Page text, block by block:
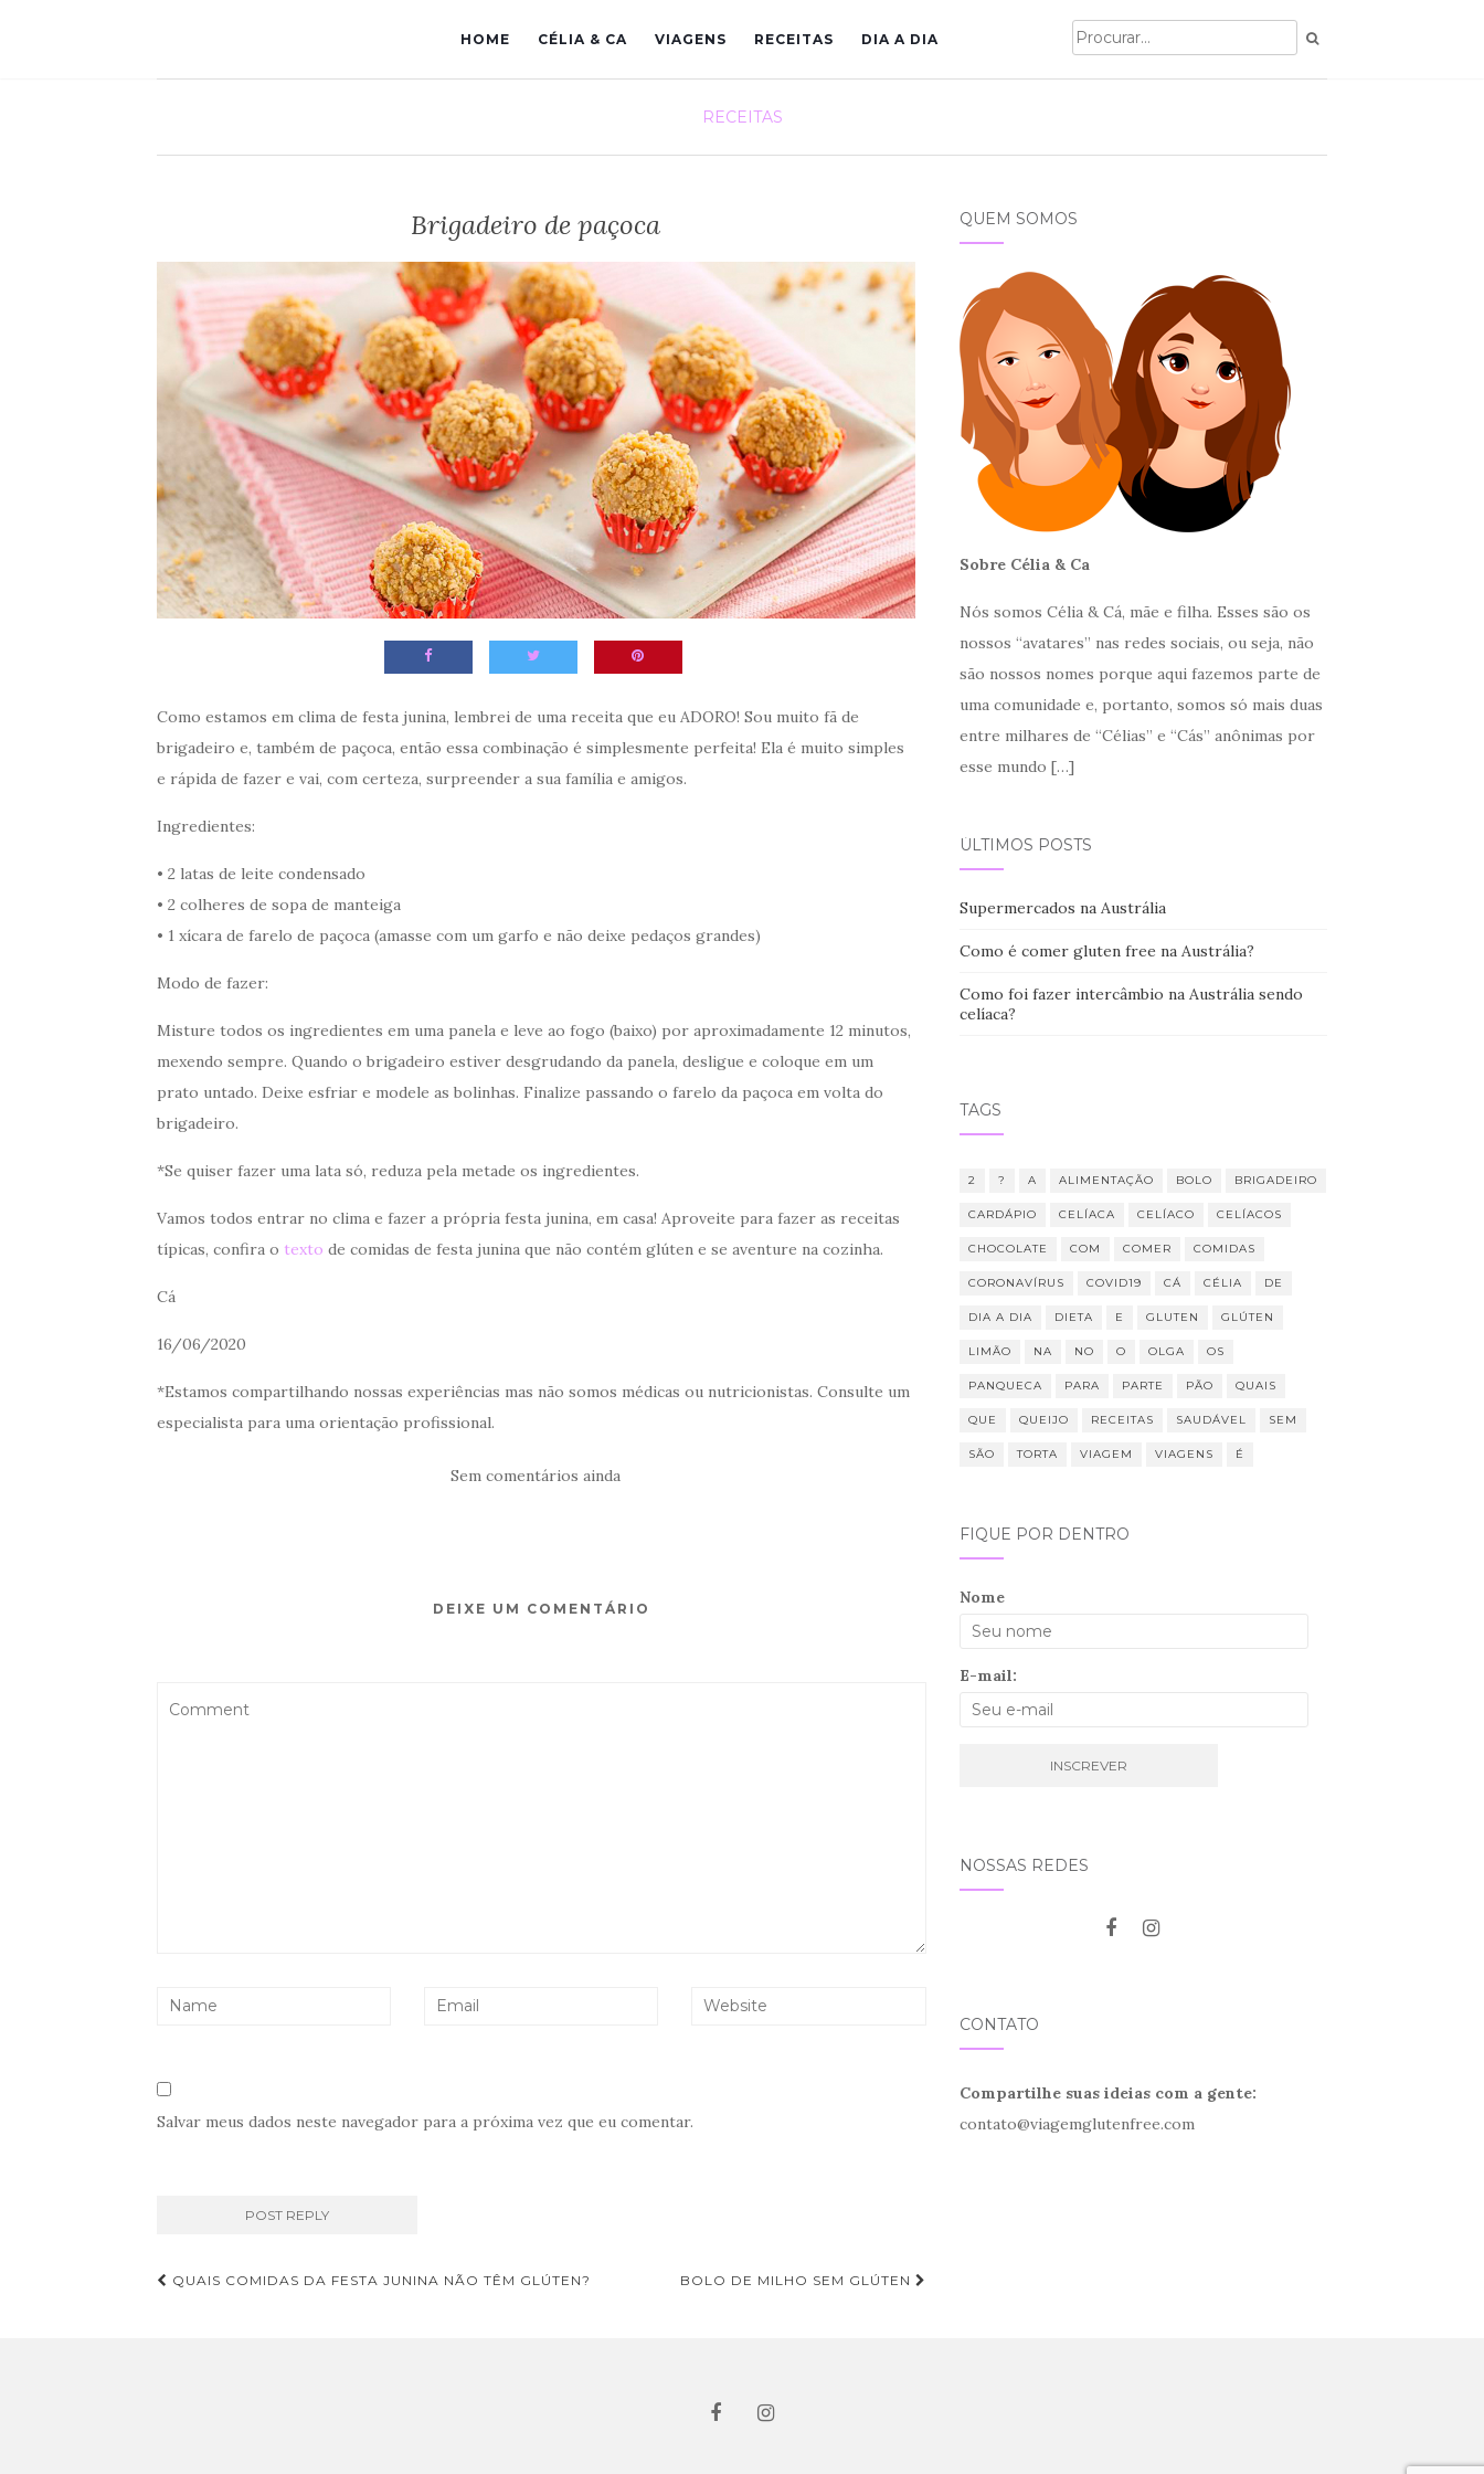
HOME CÉLIA & CA VIAGENS RECEITAS DIA A DIA
RECEITAS
Brigadeiro de paçoca
Como estamos em clima de festa junina, lembrei de uma receita que eu ADORO! Sou muito fã de
brigadeiro e, também de paçoca, então essa combinação é simplesmente perfeita! Ela é muito simples
e rápida de fazer e vai, com certeza, surpreender a sua família e amigos.
Ingredientes:
• 2 latas de leite condensado
• 2 colheres de sopa de manteiga
• 1 xícara de farelo de paçoca (amasse com um garfo e não deixe pedaços grandes)
Modo de fazer:
Misture todos os ingredientes em uma panela e leve ao fogo (baixo) por aproximadamente 12 minutos,
mexendo sempre. Quando o brigadeiro estiver desgrudando da panela, desligue e coloque em um
prato untado. Deixe esfriar e modele as bolinhas. Finalize passando o farelo da paçoca em volta do
brigadeiro.
*Se quiser fazer uma lata só, reduza pela metade os ingredientes.
Vamos todos entrar no clima e fazer a própria festa junina, em casa! Aproveite para fazer as receitas
típicas, confira o texto de comidas de festa junina que não contém glúten e se aventure na cozinha.
Cá
16/06/2020
*Estamos compartilhando nossas experiências mas não somos médicas ou nutricionistas. Consulte um
especialista para uma orientação profissional.
Sem comentários ainda
DEIXE UM COMENTÁRIO
Salvar meus dados neste navegador para a próxima vez que eu comentar.
Navegação
QUAIS COMIDAS DA FESTA JUNINA NÃO TÊM GLÚTEN? BOLO DE MILHO SEM GLÚTEN
QUEM SOMOS
Sobre Célia & Ca
Nós somos Célia & Cá, mãe e filha. Esses são os
nossos “avatares” nas redes sociais, ou seja, não
são nossos nomes porque aqui fazemos parte de
uma comunidade e, portanto, somos só mais duas
entre milhares de “Célias” e “Cás” anônimas por
esse mundo […]
ÚLTIMOS POSTS
Supermercados na Austrália
Como é comer gluten free na Austrália?
Como foi fazer intercâmbio na Austrália sendo
celíaca?
TAGS
2 ? A ALIMENTAÇÃO BOLO BRIGADEIRO
CARDÁPIO CELÍACA CELÍACO CELÍACOS
CHOCOLATE COM COMER COMIDAS
CORONAVÍRUS COVID19 CÁ CÉLIA DE
DIA A DIA DIETA E GLUTEN GLÚTEN
LIMÃO NA NO O OLGA OS
PANQUECA PARA PARTE PÃO QUAIS
QUE QUEIJO RECEITAS SAUDÁVEL SEM
SÃO TORTA VIAGEM VIAGENS É
FIQUE POR DENTRO
Nome
E-mail:
NOSSAS REDES
CONTATO
Compartilhe suas ideias com a gente:
contato@viagemglutenfree.com